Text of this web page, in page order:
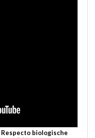
biologische